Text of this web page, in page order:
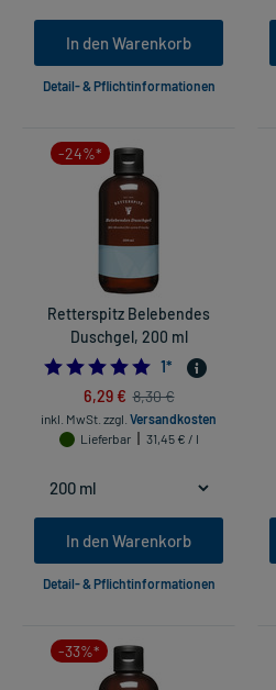
In den Warenkorb
Detail- & Pflichtinformationen
-24%*
Retterspitz Belebendes
Duschgel, 200 ml
5.0
1*
6,29 € 8,30 €
inkl. MwSt. zzgl. Versandkosten
Lieferbar
31,45 € / l
In den Warenkorb
Detail- & Pflichtinformationen
-33%*